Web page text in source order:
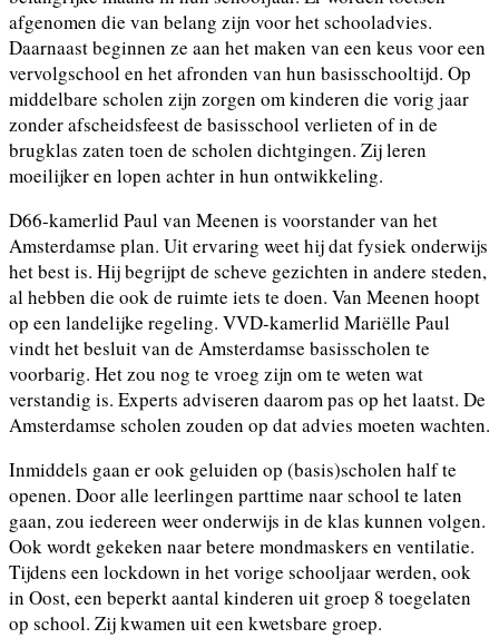
afgenomen die van belang zijn voor het schooladvies.
Daarnaast beginnen ze aan het maken van een keus voor een
vervolgschool en het afronden van hun basisschooltijd. Op
middelbare scholen zijn zorgen om kinderen die vorig jaar
zonder afscheidsfeest de basisschool verlieten of in de
brugklas zaten toen de scholen dichtgingen. Zij leren
moeilijker en lopen achter in hun ontwikkeling.
D66-kamerlid Paul van Meenen is voorstander van het
Amsterdamse plan. Uit ervaring weet hij dat fysiek onderwijs
het best is. Hij begrijpt de scheve gezichten in andere steden,
al hebben die ook de ruimte iets te doen. Van Meenen hoopt
op een landelijke regeling. VVD-kamerlid Mariëlle Paul
vindt het besluit van de Amsterdamse basisscholen te
voorbarig. Het zou nog te vroeg zijn om te weten wat
verstandig is. Experts adviseren daarom pas op het laatst. De
Amsterdamse scholen zouden op dat advies moeten wachten.
Inmiddels gaan er ook geluiden op (basis)scholen half te
openen. Door alle leerlingen parttime naar school te laten
gaan, zou iedereen weer onderwijs in de klas kunnen volgen.
Ook wordt gekeken naar betere mondmaskers en ventilatie.
Tijdens een lockdown in het vorige schooljaar werden, ook
in Oost, een beperkt aantal kinderen uit groep 8 toegelaten
op school. Zij kwamen uit een kwetsbare groep.